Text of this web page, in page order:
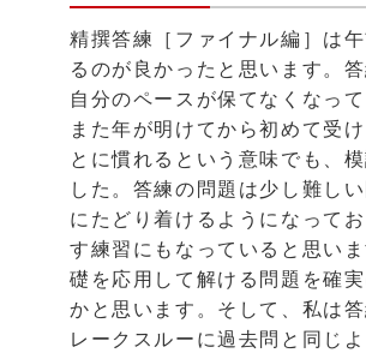
精撰答練［ファイナル編］は
るのが良かったと思います。
自分のペースが保てなくなっ
また年が明けてから初めて受
とに慣れるという意味でも、
した。答練の問題は少し難し
にたどり着けるようになって
す練習にもなっていると思い
礎を応用して解ける問題を確
かと思います。そして、私は
レークスルーに過去問と同じ